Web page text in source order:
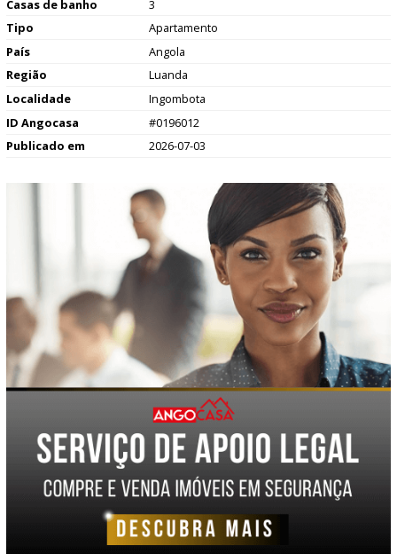
Casas de banho
3
Tipo
Apartamento
País
Angola
Região
Luanda
Localidade
Ingombota
ID Angocasa
#0196012
Publicado em
2026-07-03